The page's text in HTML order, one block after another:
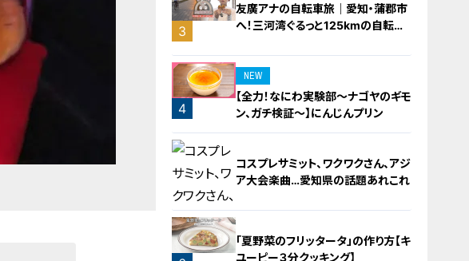
3
友廣アナの自転車旅｜愛知・蒲郡市
へ！三河湾ぐるっと125kmの自転車
4
NEW
【全力！なにわ実験部～ナゴヤのギモ
ン、ガチ検証～】にんじんプリン
コスプレサミット、ワクワクさん、アジ
ア大会楽曲…愛知県の話題あれこれ
「夏野菜のフリッタータ」の作り方【キ
ユーピー３分クッキング】